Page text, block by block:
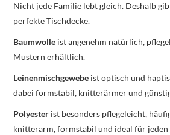
Nicht jede Familie lebt gleich. Deshalb
perfekte Tischdecke.
Baumwolle ist angenehm natürlich,
Mustern erhältlich.
Leinenmischgewebe ist optisch und
dabei formstabil, knitterärmer und
Polyester ist besonders pflegeleicht,
knitterarm, formstabil und ideal für jeden